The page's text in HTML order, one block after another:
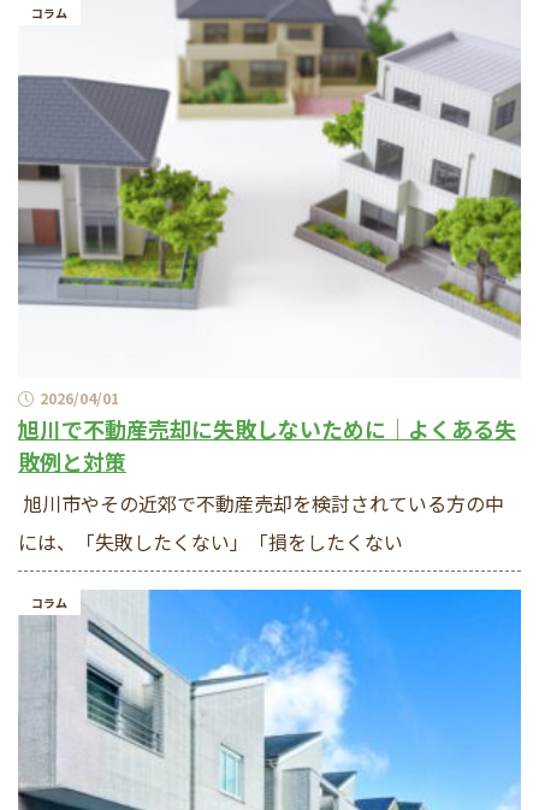
コラム
2026/04/01
旭川で不動産売却に失敗しないために｜よくある失
敗例と対策
旭川市やその近郊で不動産売却を検討されている方の中
には、「失敗したくない」「損をしたくない
コラム